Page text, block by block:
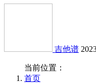
吉他谱
当前位置：
首页